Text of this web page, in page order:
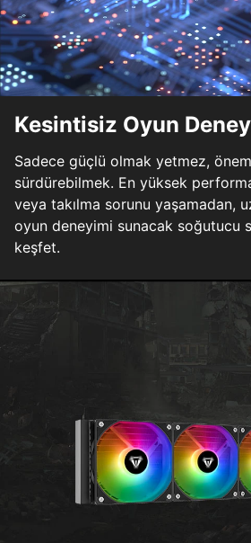
Kesintisiz Oyun
Sadece güçlü olmak yetmez,
sürdürebilmek. En yüksek
veya takılma sorunu yaşamadan,
oyun deneyimi sunacak soğutucu
keşfet.